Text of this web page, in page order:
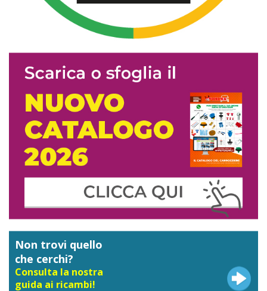
Non trovi quello
che cerchi?
Consulta la nostra
guida ai ricambi!